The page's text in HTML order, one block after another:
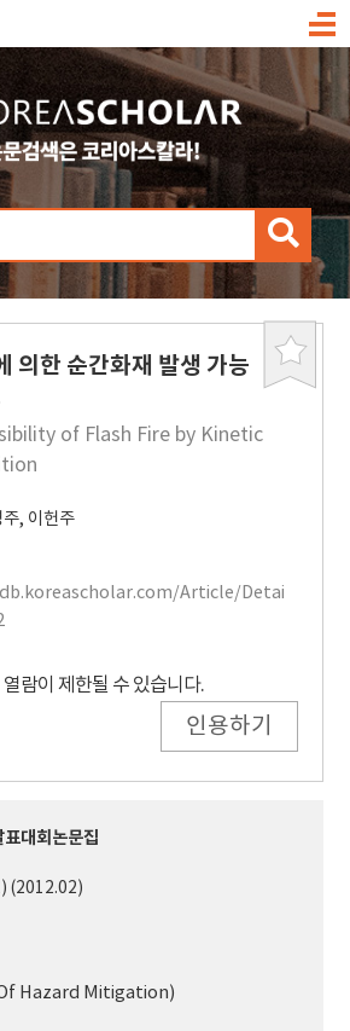
메
검
북
의한 순간화재 발생 가능
of Flash Fire by Kinetic
주, 이헌주
Article/Detai
람이 제한될 수 있습니다.
인용하기
대회논문집
(2012.02)
Hazard Mitigation)